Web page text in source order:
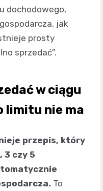
dochodowego,
jak
prosty
sprzedać”.
w ciągu
limitu nie ma
przepis, który
3 czy 5
To